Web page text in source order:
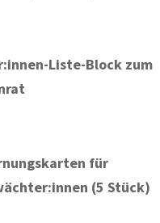
Liste-Block zum
für
(5 Stück)